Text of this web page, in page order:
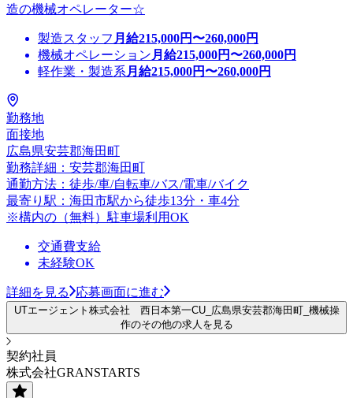
造の機械オペレーター☆
製造スタッフ 月給215,000円〜260,000円
機械オペレーション 月給215,000円〜260,000円
軽作業・製造系 月給215,000円〜260,000円
勤務地
面接地
広島県安芸郡海田町
勤務詳細：安芸郡海田町
通勤方法：徒歩/車/自転車/バス/電車/バイク
最寄り駅：海田市駅から徒歩13分・車4分
※構内の（無料）駐車場利用OK
交通費支給
未経験OK
詳細を見る 応募画面に進む
UTエージェント株式会社 西日本第一CU_広島県安芸郡海田町_機械操
作のその他の求人を見る
契約社員
株式会社GRANSTARTS